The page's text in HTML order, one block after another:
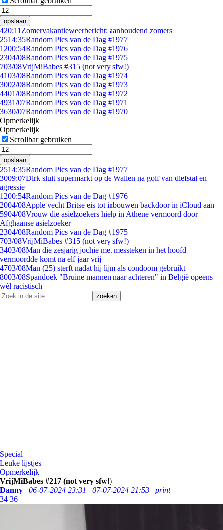
opslaan
420:11 Zomervakantieweerbericht: aanhoudend zomers
2514:35Random Pics van de Dag #1977
1200:54Random Pics van de Dag #1976
2304/08Random Pics van de Dag #1975
703/08VrijMiBabes #315 (not very sfw!)
4103/08Random Pics van de Dag #1974
3002/08Random Pics van de Dag #1973
4401/08Random Pics van de Dag #1972
4931/07Random Pics van de Dag #1971
3630/07Random Pics van de Dag #1970
Opmerkelijk
Opmerkelijk
Scrollbar gebruiken
opslaan
2514:35Random Pics van de Dag #1977
3009:07Dirk sluit supermarkt op de Wallen na golf van diefstal en
agressie
1200:54Random Pics van de Dag #1976
2004/08Apple vecht Britse eis tot inbouwen backdoor in iCloud aan
5904/08Vrouw die asielzoekers hielp in Athene vermoord door
Afghaanse asielzoeker
2304/08Random Pics van de Dag #1975
703/08VrijMiBabes #315 (not very sfw!)
3403/08Man die zesjarig jochie met messteken in het hoofd
vermoordde komt na elf jaar vrij
4703/08Man (25) sterft nadat hij lijm als condoom gebruikt
8003/08Spandoek "Bruine mannen naar achteren" in België opeens
wèl racistisch
Special
Leuke lijstjes
Opmerkelijk
VrijMiBabes #217 (not very sfw!)
Danny
06-07-2024 23:31 07-07-2024 21:53
print
34 36